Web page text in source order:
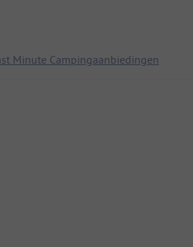
Minute Campingaanbiedingen